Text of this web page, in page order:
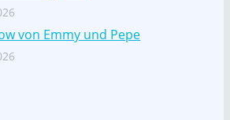
von Emmy und Pepe